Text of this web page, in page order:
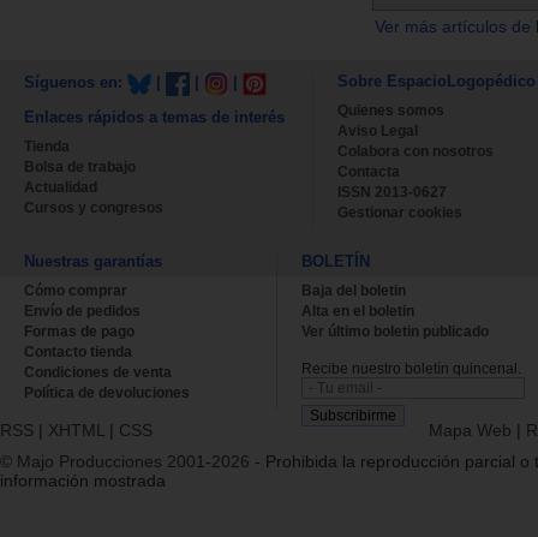
Ver más artículos
Síguenos en:
Enlaces rápidos a temas de interés
Tienda
Bolsa de trabajo
Actualidad
Cursos y congresos
Sobre EspacioLogopédico
Quienes somos
Aviso Legal
Colabora con nosotros
Contacta
ISSN 2013-0627
Gestionar cookies
Nuestras garantías
Cómo comprar
Envío de pedidos
Formas de pago
Contacto tienda
Condiciones de venta
Política de devoluciones
BOLETÍN
Baja del boletin
Alta en el boletin
Ver último boletin publicado
Recibe nuestro boletín quincenal.
RSS | XHTML | CSS Mapa Web |
© Majo Producciones 2001-2026 - Prohibida la reproducción parcial o
información mostrada